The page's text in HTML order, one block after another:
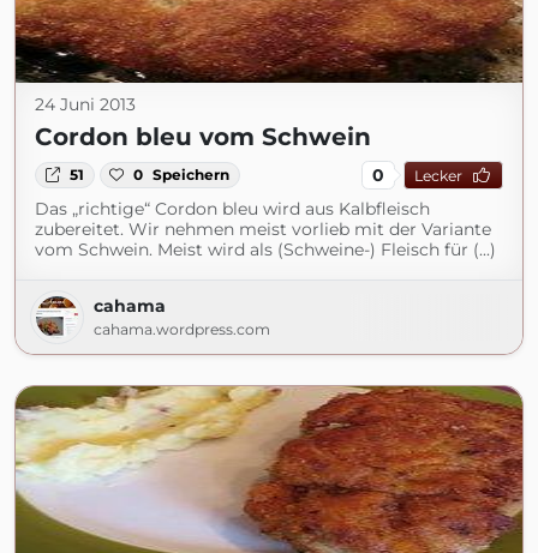
24 Juni 2013
Cordon bleu vom Schwein
51 0 Speichern 0 Lecker
Das „richtige“ Cordon bleu wird aus Kalbfleisch
zubereitet. Wir nehmen meist vorlieb mit der Variante
vom Schwein. Meist wird als (Schweine-) Fleisch für (...)
cahama
cahama.wordpress.com